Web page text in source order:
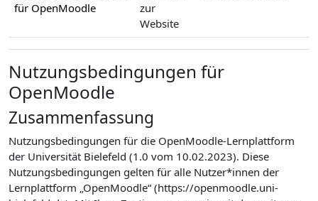
für OpenMoodle
zur
Website
Nutzungsbedingungen für
OpenMoodle
Zusammenfassung
Nutzungsbedingungen für die OpenMoodle-Lernplattform
der Universität Bielefeld (1.0 vom 10.02.2023). Diese
Nutzungsbedingungen gelten für alle Nutzer*innen der
Lernplattform „OpenMoodle“ (https://openmoodle.uni-